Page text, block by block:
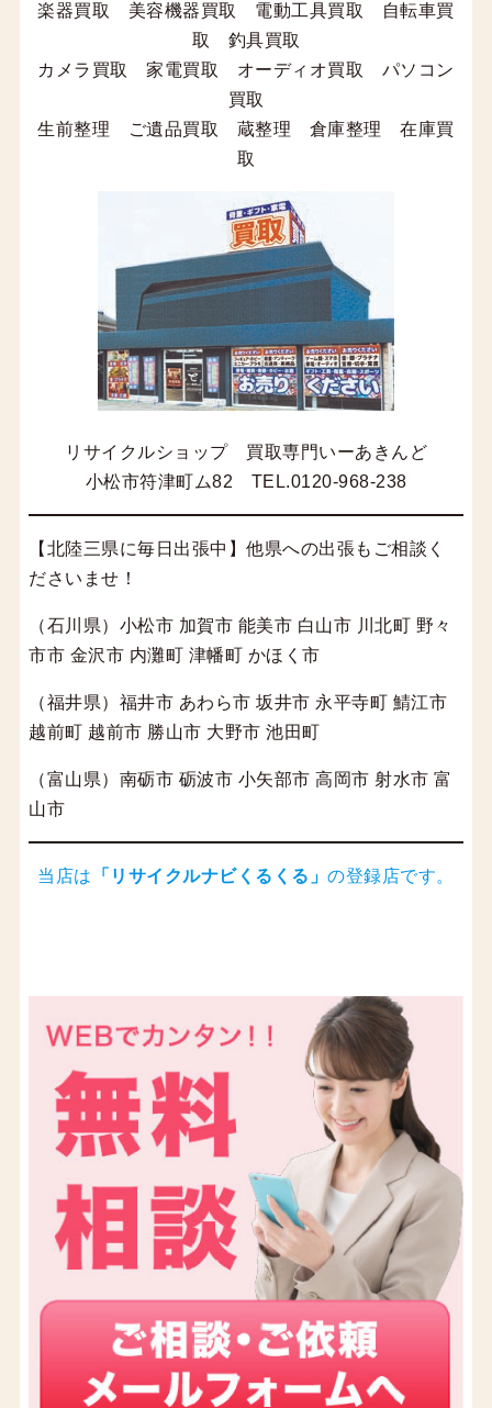
楽器買取 美容機器買取 電動工具買取 自転車買
取 釣具買取
カメラ買取 家電買取 オーディオ買取 パソコン
買取
生前整理 ご遺品買取 蔵整理 倉庫整理 在庫買
取
リサイクルショップ 買取専門いーあきんど
小松市符津町ム82 TEL.0120-968-238
【北陸三県に毎日出張中】他県への出張もご相談く
ださいませ！
（石川県）小松市 加賀市 能美市 白山市 川北町 野々
市市 金沢市 内灘町 津幡町 かほく市
（福井県）福井市 あわら市 坂井市 永平寺町 鯖江市
越前町 越前市 勝山市 大野市 池田町
（富山県）南砺市 砺波市 小矢部市 高岡市 射水市 富
山市
当店は 「 リサイクルナビくるくる 」の登録店です。